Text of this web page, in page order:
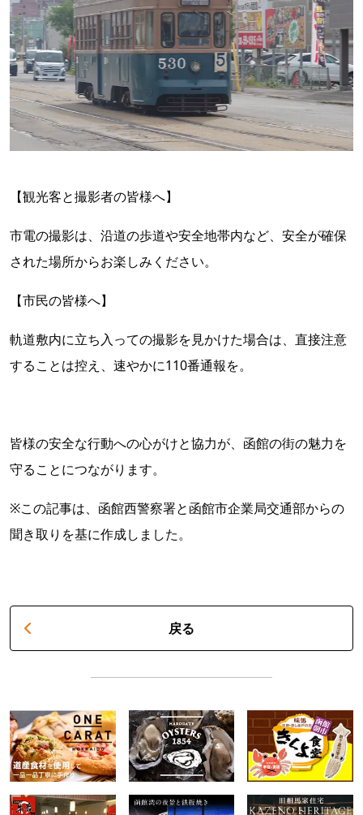
【観光客と撮影者の皆様へ】
市電の撮影は、沿道の歩道や安全地帯内など、安全が確保
された場所からお楽しみください。
【市民の皆様へ】
軌道敷内に立ち入っての撮影を見かけた場合は、直接注意
することは控え、速やかに110番通報を。
皆様の安全な行動への心がけと協力が、函館の街の魅力を
守ることにつながります。
※この記事は、函館西警察署と函館市企業局交通部からの
聞き取りを基に作成しました。
戻る